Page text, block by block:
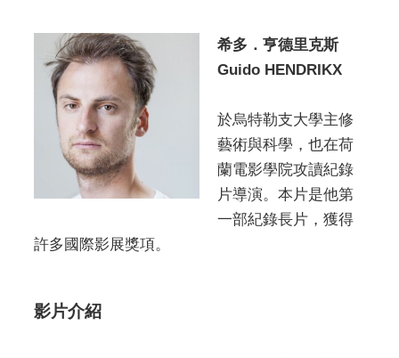
希多．亨德里克斯
Guido HENDRIKX
於烏特勒支大學主修
藝術與科學，也在荷
蘭電影學院攻讀紀錄
片導演。本片是他第
一部紀錄長片，獲得
許多國際影展獎項。
影片介紹